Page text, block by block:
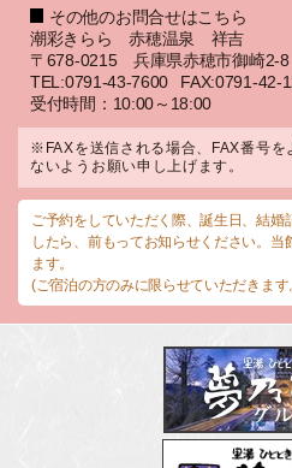
その他のお問合せはこちら
潮彩きらら 赤穂温泉 祥吉
〒678-0215 兵庫県赤穂市御崎2-8
TEL:0791-43-7600
FAX:0791-42-
受付時間：10:00～18:00
※FAXを送信される場合、FAX番号を
ないようお願い申し上げます。
ご予約をしていただく際、誕生日、結婚
したら、前もってお知らせください。当
ます。
(ご宿泊の方のみに限らせていただきます